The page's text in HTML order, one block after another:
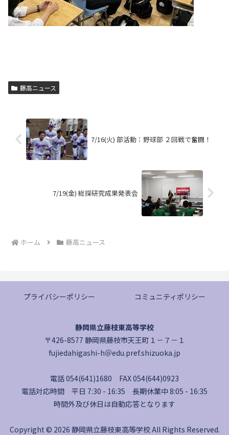
藤高ニュース
7/16(火) 部活動：野球部 ２回戦で奮闘！
7/19(金) 総探研究成果発表会
ホーム 藤高ニュース
プライバシーポリシー コミュニティポリシー
静岡県立藤枝東高等学校
〒426-8577 静岡県藤枝市天王町１－７－１
fujiedahigashi-h＠edu.pref.shizuoka.jp
電話 054(641)1680 FAX 054(644)0923
電話対応時間 平日 7:30 - 16:35 長期休業中 8:05 - 16:35
時間外及び休日は自動応答となります
Copyright © 2026 静岡県立藤枝東高等学校 All Rights Reserved.